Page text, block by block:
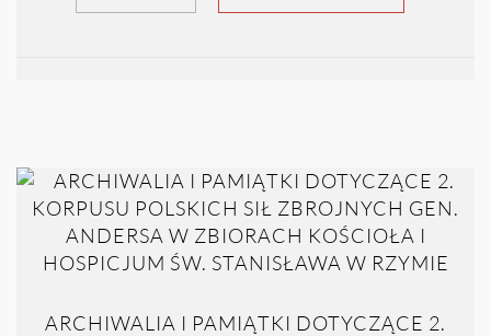
ARCHIWALIA I PAMIĄTKI DOTYCZĄCE 2.